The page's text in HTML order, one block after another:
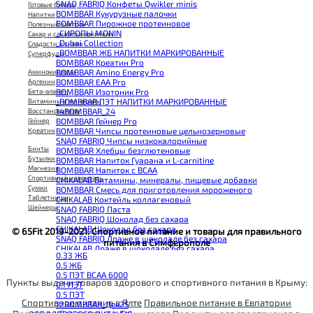
SNAQ FABRIQ Конфеты Qwikler minis
BOMBBAR Кукурузные палочки
BOMBBAR Пирожное протеиновое
_CИРОПЫ MONIN
_Dubai Collection
_BOMBBAR ЖБ НАПИТКИ МАРКИРОВАННЫЕ
BOMBBAR Креатин Pro
BOMBBAR Amino Energy Pro
BOMBBAR EAA Pro
BOMBBAR Изотоник Pro
_BOMBBAR ПЭТ НАПИТКИ МАРКИРОВАННЫЕ
14BOMBBAR_24
BOMBBAR Гейнер Pro
BOMBBAR Чипсы протеиновые цельнозерновые
SNAQ FABRIQ Чипсы низкокалорийные
BOMBBAR Хлебцы безглютеновые
BOMBBAR Напиток Гуарана и L-carnitine
BOMBBAR Напиток с BCAA
CHIKALAB Витамины, минералы, пищевые добавки
BOMBBAR Смесь для приготовления мороженого
CHIKALAB Коктейль коллагеновый
SNAQ FABRIQ Паста
SNAQ FABRIQ Шоколад без сахара
CHIKALAB Шоколад без сахара
SNAQ FABRIQ Драже в шоколаде без сахара
CHIKALAB Драже в шоколаде без сахара
BOMBBAR Каша овсяная с белком
BOMBBAR Джем низкокалорийный
BOMBBAR Сахарозаменитель
BOMBBAR Паста
CHIKALAB Паста
CHIKALAB Смеси для выпечки
0.33 ЖБ
0.5 ЖБ
0.5 ПЭТ ВСАА 6000
0.1 ПЭТ
0.5 ПЭТ
12BOMBBAR_Дек25
Готовые блюда
Напитки
Полезный завтрак
Сахар и сахарозаменители
Сладости и снеки
Суперфуды
Аминокислоты
Аргенин
Бета-аланин
Витамины и минералы
Восстановители
Гейнер
Креатин
Бинты
Бутылки
Магнезия
Спортивный инвентарь
Сумки
Таблетницы
Шейкеры
© 65Fit 2019-2021. Спортивное питание и товары для правильного
питания в Симферополе
Пункты выдачи товаров здорового и спортивного питания в Крыму:
Спортивное питание в Ялте Правильное питание в Евпатории